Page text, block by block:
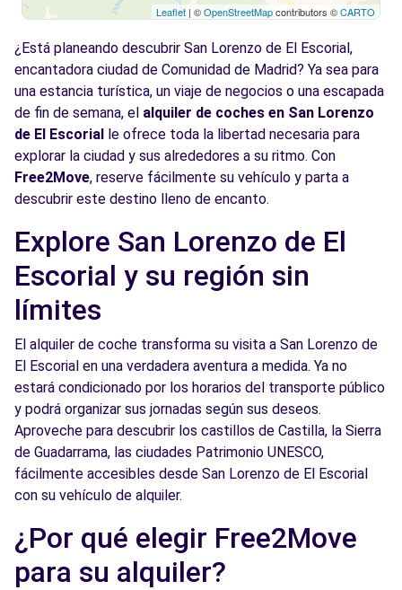
Leaflet | ©OpenStreetMapcontributors ©CARTO
¿Está planeando descubrir San Lorenzo de El Escorial,
encantadora ciudad de Comunidad de Madrid? Ya sea para
una estancia turística, un viaje de negocios o una escapada
de fin de semana, el alquiler de coches en San Lorenzo
de El Escorial le ofrece toda la libertad necesaria para
explorar la ciudad y sus alrededores a su ritmo. Con
Free2Move, reserve fácilmente su vehículo y parta a
descubrir este destino lleno de encanto.
Explore San Lorenzo de El
Escorial y su región sin
límites
El alquiler de coche transforma su visita a San Lorenzo de
El Escorial en una verdadera aventura a medida. Ya no
estará condicionado por los horarios del transporte público
y podrá organizar sus jornadas según sus deseos.
Aproveche para descubrir los castillos de Castilla, la Sierra
de Guadarrama, las ciudades Patrimonio UNESCO,
fácilmente accesibles desde San Lorenzo de El Escorial
con su vehículo de alquiler.
¿Por qué elegir Free2Move
para su alquiler?